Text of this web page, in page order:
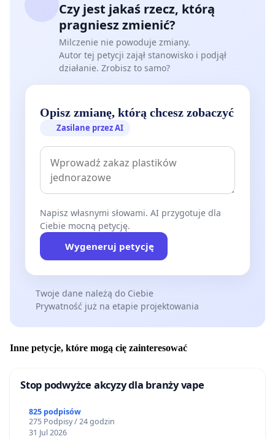
Czy jest jakaś rzecz, którą
pragniesz zmienić?
Milczenie nie powoduje zmiany.
Autor tej petycji zajął stanowisko i podjął
działanie. Zrobisz to samo?
Opisz zmianę, którą chcesz zobaczyć
Zasilane przez AI
Napisz własnymi słowami. AI przygotuje dla
Ciebie mocną petycję.
Wygeneruj petycję
Twoje dane należą do Ciebie
Prywatność już na etapie projektowania
Inne petycje, które mogą cię zainteresować
Stop podwyżce akcyzy dla branży vape
825 podpisów
275 Podpisy / 24 godzin
31 Jul 2026